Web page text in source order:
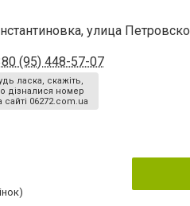
улица
(95) 448-57-07
ласка, скажіть,
дізналися номер
сайті 06272.com.ua